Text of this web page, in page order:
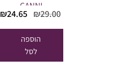
CANNI
₪29.00
המחיר
היה:
₪29.00.
₪24.65
הוספה
לסל